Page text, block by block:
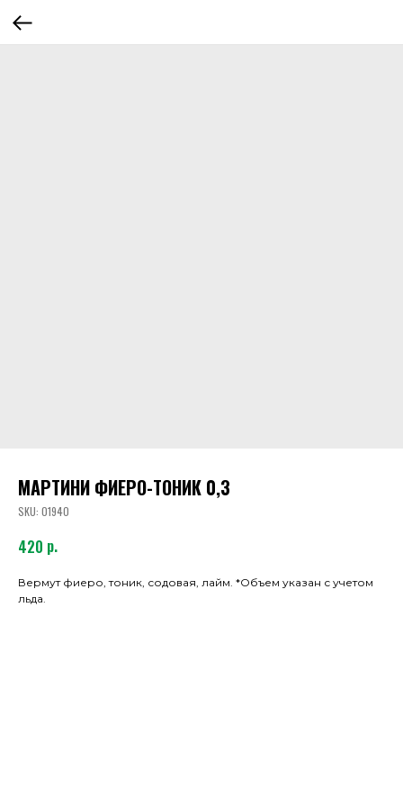
МАРТИНИ ФИЕРО-ТОНИК 0,3
SKU: 01940
420 р.
Вермут фиеро, тоник, содовая, лайм. *Объем указан с учетом
льда.